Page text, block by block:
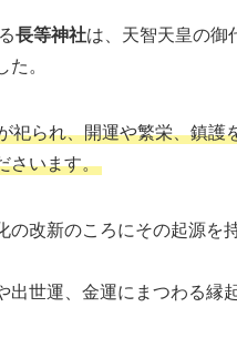
長等神社は、天智天皇の御
。
祀られ、開運や繁栄、鎮
さいます。
の改新のころにその起源を
出世運、金運にまつわる縁